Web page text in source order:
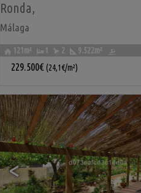
Ronda,
Málaga
121m² 1 2 9.522m²
229.500€ (24,1€/m²)
<